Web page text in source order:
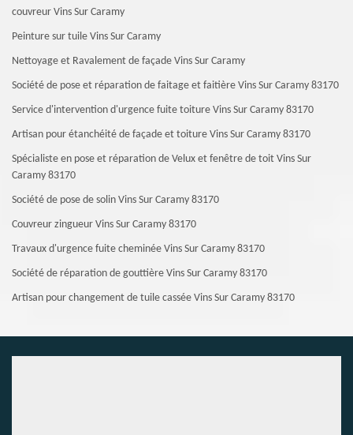
couvreur Vins Sur Caramy
Peinture sur tuile Vins Sur Caramy
Nettoyage et Ravalement de façade Vins Sur Caramy
Société de pose et réparation de faitage et faitière Vins Sur Caramy 83170
Service d'intervention d'urgence fuite toiture Vins Sur Caramy 83170
Artisan pour étanchéité de façade et toiture Vins Sur Caramy 83170
Spécialiste en pose et réparation de Velux et fenêtre de toit Vins Sur
Caramy 83170
Société de pose de solin Vins Sur Caramy 83170
Couvreur zingueur Vins Sur Caramy 83170
Travaux d'urgence fuite cheminée Vins Sur Caramy 83170
Société de réparation de gouttière Vins Sur Caramy 83170
Artisan pour changement de tuile cassée Vins Sur Caramy 83170